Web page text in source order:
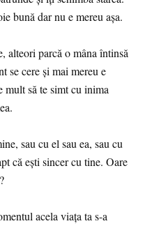
bună dar nu e mereu așa.
alteori parcă o mâna întinsă
se cere și mai mereu e
să te simt cu inima
sau cu el sau ea, sau cu
că ești sincer cu tine. Oare
acela viața ta s-a